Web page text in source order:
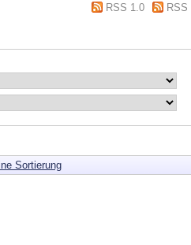
RSS 1.0
RSS
Sortierung